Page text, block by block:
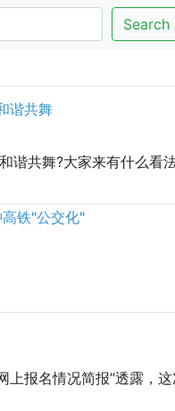
Search
谐共舞
谐共舞?大家来有什么看
铁"公交化"
上报名情况简报”透露，